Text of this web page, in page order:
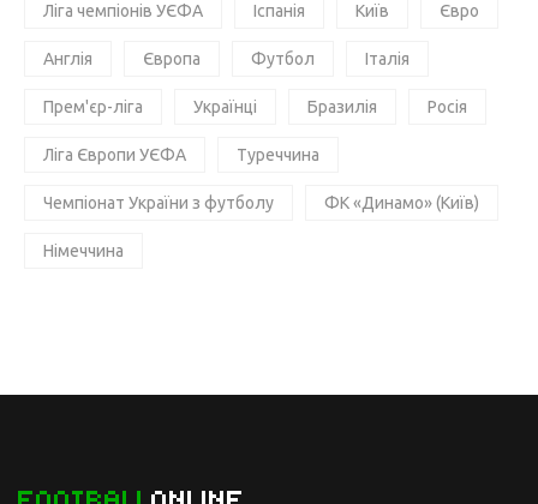
Ліга чемпіонів УЄФА Іспанія Київ Євро
Англія Європа Футбол Італія
Прем'єр-ліга Українці Бразилія Росія
Ліга Європи УЄФА Туреччина
Чемпіонат України з футболу ФК «Динамо» (Київ)
Німеччина